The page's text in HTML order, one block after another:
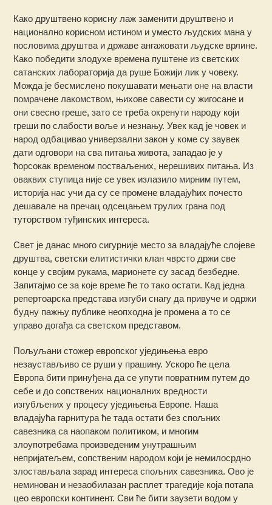
Како друштвено корисну лаж заменити друштвено и
национално корисном истином и уместо људских мана у
пословима друштва и државе ангажовати људске врлине.
Како победити злодухе времена пуштене из светских
сатанских лабораторија да руше Божији лик у човеку.
Можда је бесмислено покушавати мењати оне на власти
помрачене лакомством, њихове савести су жигосане и
они свесно греше, зато се треба окренути народу који
греши по слабости воље и незнању. Увек кад је човек и
народ одбацивао универзални закон у коме су заувек
дати одговори на сва питања живота, западао је у
ћорсокак временом постваљених, нерешивих питања. Из
оваквих ступица није се увек излазило мирним путем,
историја нас учи да су се промене владајућих почесто
дешавале на пречац одсецањем трулих грана под
туторством туђинских интереса.
Свет је данас много сигурније место за владајуће слојеве
друштва, светски елитистички клан чврсто држи све
конце у својим рукама, марионете су засад безбедне.
Запитајмо се за које време ће то тако остати. Кад једна
репертоарска представа изгуби снагу да привуче и одржи
будну пажњу публике неопходна је промена а то се
управо догађа са светском представом.
Пољуљани стожер европског уједињења евро
незаустављиво се руши у прашину. Ускоро ће цела
Европа бити принуђена да се упути повратним путем до
себе и до сопствених националних вредности
изгубљених у процесу уједињења Европе. Наша
владајућа гарнитура ће тада остати без спољних
савезника са наопаком политиком, и многим
злоупотребама произведеним унутрашњим
непријатељем, сопственим народом који је немилосрдно
злостављала зарад интереса спољних савезника. Ово је
неминован и незаобилазан расплет трагедије која потапа
цео европски континент. Сви ће бити заузети водом у